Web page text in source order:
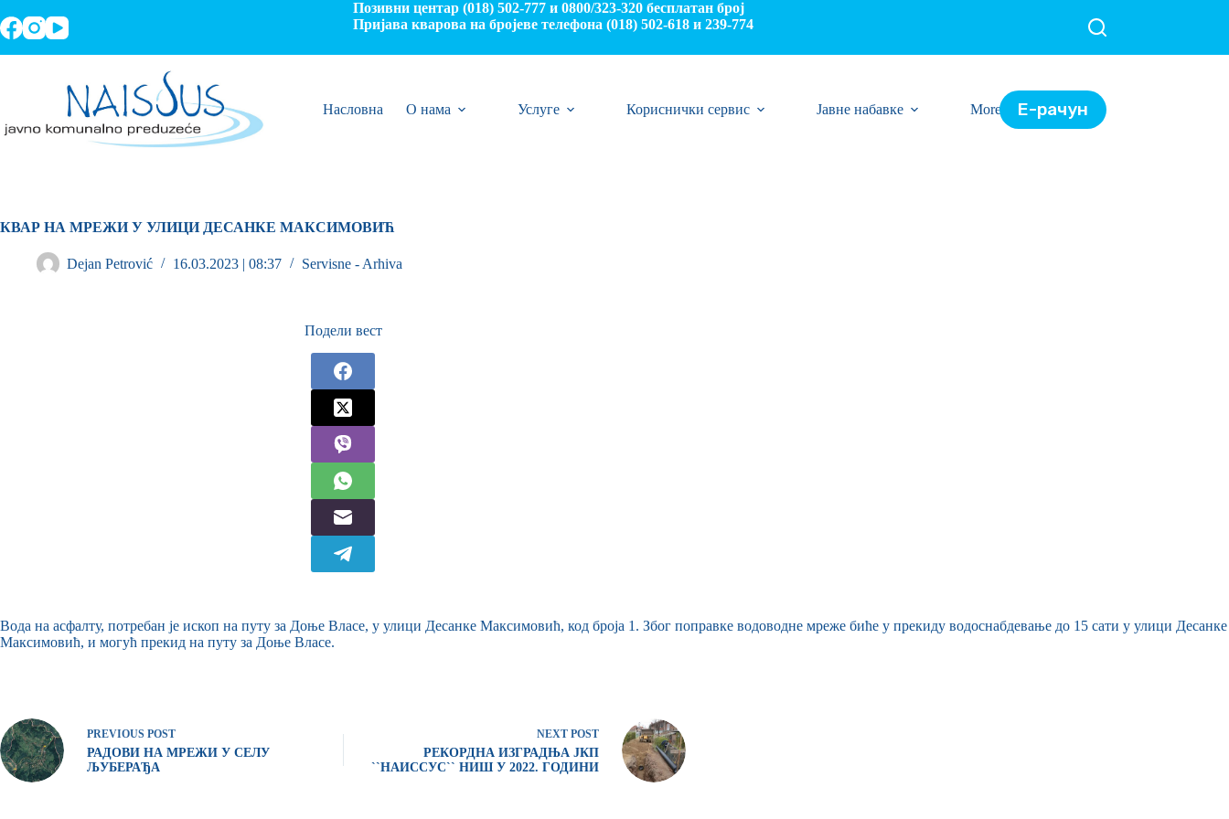
Позивни центар (018) 502-777 и 0800/323-320 бесплатан број
Пријава кварова на бројеве телефона (018) 502-618 и 239-774
Насловна О нама Услуге Кориснички сервис Јавне набавке More Е-рачун
КВАР НА МРЕЖИ У УЛИЦИ ДЕСАНКЕ МАКСИМОВИЋ
Dejan Petrović 16.03.2023 | 08:37 Servisne - Arhiva
Подели вест
Вода на асфалту, потребан је ископ на путу за Доње Власе, у улици Десанке Максимовић, код броја 1. Због поправке водоводне мреже биће у прекиду водоснабдевање до 15 сати у улици Десанке
Максимовић, и могућ прекид на путу за Доње Власе.
PREVIOUS POST
РАДОВИ НА МРЕЖИ У СЕЛУ
ЉУБЕРАЂА
NEXT POST
РЕКОРДНА ИЗГРАДЊА ЈКП
``НАИССУС`` НИШ У 2022. ГОДИНИ